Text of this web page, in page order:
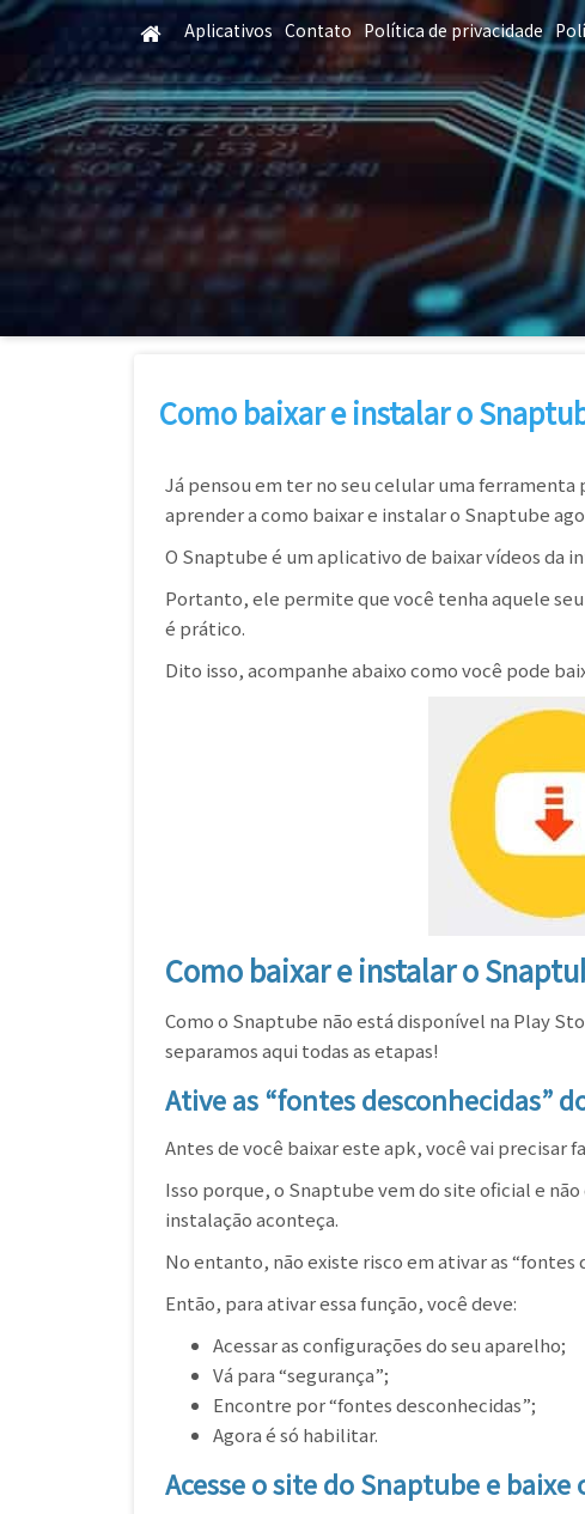
Skip
main
content
Aplicativos Contato Política de privacidade
Como baixar e instalar o
Já pensou em ter no seu celular uma
aprender a como baixar e instalar o Snaptube
O Snaptube é um aplicativo de baixar vídeos da
Portanto, ele permite que você tenha aquele
é prático.
Dito isso, acompanhe abaixo como você pode
Como baixar e instalar o
Como o Snaptube não está disponível na Play
separamos aqui todas as etapas!
Ative as “fontes desconhecidas”
Antes de você baixar este apk, você vai precisar
Isso porque, o Snaptube vem do site oficial e
instalação aconteça.
No entanto, não existe risco em ativar as “fontes
Então, para ativar essa função, você deve:
Acessar as configurações do seu aparelho;
Vá para “segurança”;
Encontre por “fontes desconhecidas”;
Agora é só habilitar.
Acesse o site do Snaptube e baixe